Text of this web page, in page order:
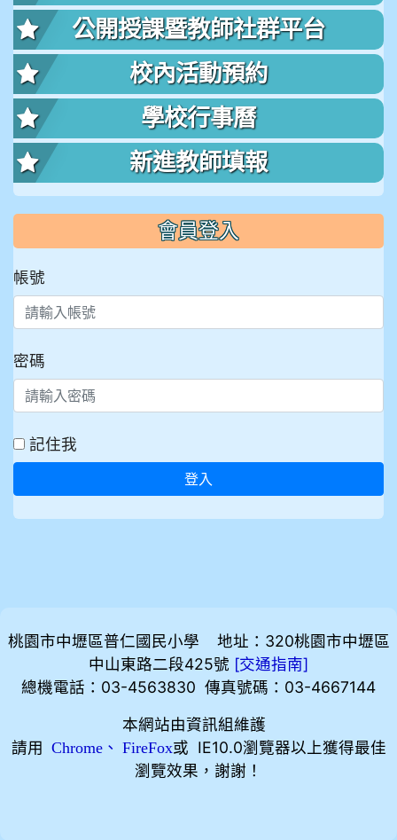
公開授課暨教師社群平台
校內活動預約
學校行事曆
新進教師填報
會員登入
帳號
密碼
記住我
登入
桃園市中壢區普仁國民小學 地址：320桃園市中壢區
中山東路二段425號 [交通指南]
總機電話：03-4563830 傳真號碼：03-4667144
本網站由資訊組維護
請用
Chrome、 FireFox或 IE10.0瀏覽器以上獲得最佳
瀏覽效果，謝謝！